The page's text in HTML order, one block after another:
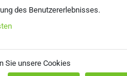
abgegeben werden.
des Benutzererlebnisses.
Sie unsere Cookies